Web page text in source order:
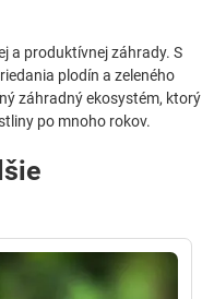
a produktívnej záhrady. S
plodín a zeleného
záhradný ekosystém, ktorý
po mnoho rokov.